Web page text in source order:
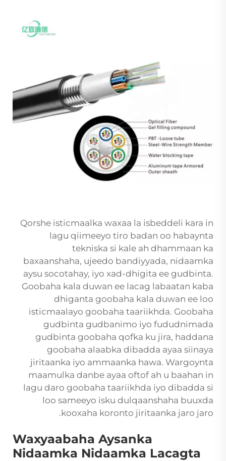
Qorshe isticmaalka waxaa la isbeddeli kara in
lagu qiimeeyo tiro badan oo habaynta
tekniska si kale ah dhammaan ka
baxaanshaha, ujeedo bandiyyada, nidaamka
aysu socotahay, iyo xad-dhigita ee gudbinta.
Goobaha kala duwan ee lacag labaatan kaba
dhiganta goobaha kala duwan ee loo
isticmaalayo goobaha taariikhda. Goobaha
gudbinta gudbanimo iyo fududnimada
gudbinta goobaha qofka ku jira, haddana
goobaha alaabka dibadda ayaa siinaya
jiritaanka iyo ammaanka hawa. Wargoynta
maamulka danbe ayaa oftof ah u baahan in
lagu daro goobaha taariikhda iyo dibadda si
loo sameeyo isku dulqaanshaha buuxda
kooxaha koronto jiritaanka jaro jaro.
Waxyaabaha Aysanka
Nidaamka Nidaamka Lacagta